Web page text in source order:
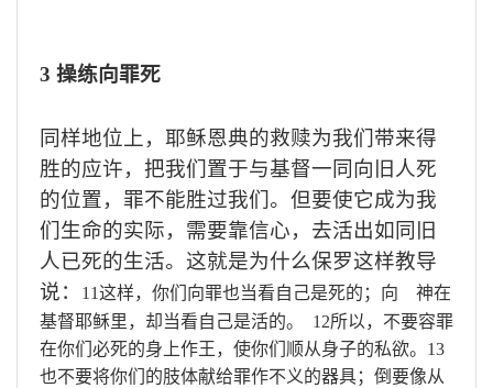
3 操练向罪死
同样地位上，耶稣恩典的救赎为我们带来得
胜的应许，把我们置于与基督一同向旧人死
的位置，罪不能胜过我们。但要使它成为我
们生命的实际，需要靠信心，去活出如同旧
人已死的生活。这就是为什么保罗这样教导
说： 11这样，你们向罪也当看自己是死的；向 神在
基督耶稣里，却当看自己是活的。
12所以，不要容罪
在你们必死的身上作王，使你们顺从身子的私欲。 13
也不要将你们的肢体献给罪作不义的器具；倒要像从